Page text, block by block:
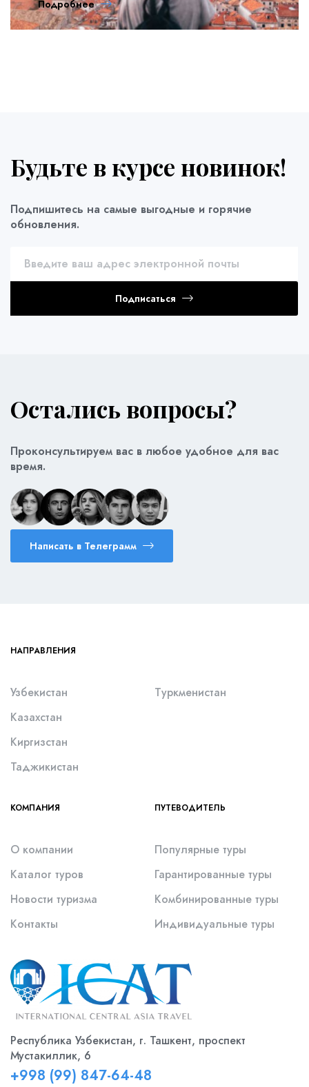
Подробнее
Будьте в курсе новинок!
Подпишитесь на самые выгодные и горячие
обновления.
Подписаться
Остались вопросы?
Проконсультируем вас в любое удобное для вас
время.
Написать в Телеграмм
НАПРАВЛЕНИЯ
Узбекистан
Казахстан
Киргизстан
Таджикистан
Туркменистан
КОМПАНИЯ
О компании
Каталог туров
Новости туризма
Контакты
ПУТЕВОДИТЕЛЬ
Популярные туры
Гарантированные туры
Комбинированные туры
Индивидуальные туры
Республика Узбекистан, г. Ташкент, проспект
Мустакиллик, 6
+998 (99) 847-64-48